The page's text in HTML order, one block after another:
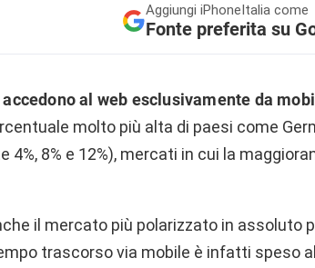
Aggiungi iPhoneItalia come
Fonte preferita su
al web esclusivamente da
molto più alta di paesi come
4%, 8% e 12%), mercati in cui la
il mercato più polarizzato in assoluto
trascorso via mobile è infatti speso